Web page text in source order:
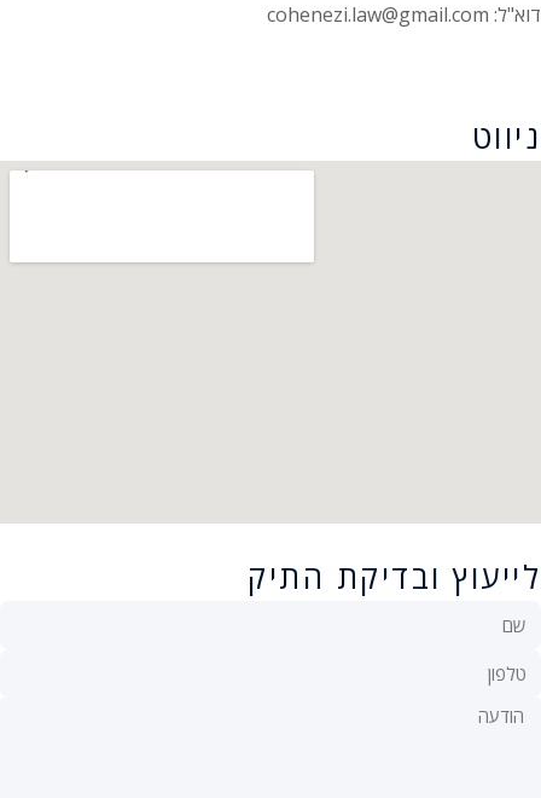
דוא"ל: cohenezi.law@gmail.com
ניווט
לייעוץ ובדיקת התיק